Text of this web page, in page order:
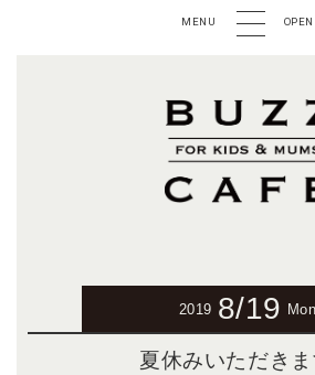
MENU OPEN
2019 8/19 Mon
夏休みいただきま